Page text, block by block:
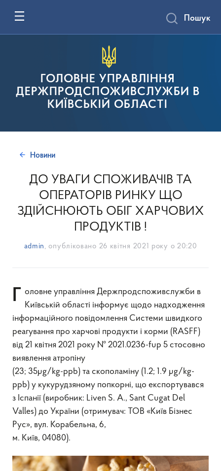
ГОЛОВНЕ УПРАВЛІННЯ
ДЕРЖПРОДСПОЖИВСЛУЖБИ В
КИЇВСЬКІЙ ОБЛАСТІ
Пошук
Новини
ДО УВАГИ СПОЖИВАЧІВ ТА
ОПЕРАТОРІВ РИНКУ ЩО
ЗДІЙСНЮЮТЬ ОБІГ ХАРЧОВИХ
ПРОДУКТІВ !
admin , опубліковано 26 квітня 2021 року о 20:20
Головне управління Держпродспоживслужби в
Київській області інформує щодо надходження
інформаційного повідомлення Системи швидкого
реагування про харчові продукти і корми (RASFF)
від 21 квітня 2021 року № 2021.0236-fup 5 стосовно
виявлення атропінy
(23; 35µg/kg-ppb) та скополаміну (1.2; 1.9 µg/kg-
ppb) у кукурудзяному попкорні, що експортувався
з Іспанії (виробник: Liven S. A., Sant Cugat Del
Valles) до України (отримувач: ТОВ «Київ Бізнес
Рус», вул. Корабельна, 6,
м. Київ, 04080).